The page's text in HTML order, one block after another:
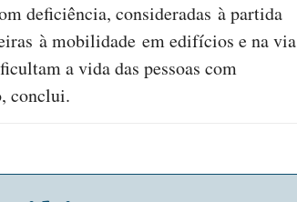
deficiência, consideradas à partida
à mobilidade em edifícios e na via
a vida das pessoas com
conclui.